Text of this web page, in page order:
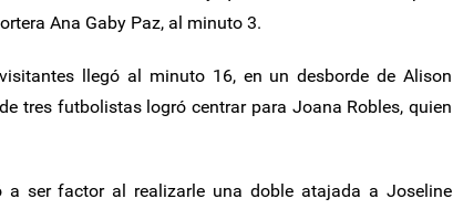
Ana Gaby Paz, al minuto 3.
llegó al minuto 16, en un desborde de Alison
tres futbolistas logró centrar para Joana Robles, quien
a ser factor al realizarle una doble atajada a Joseline